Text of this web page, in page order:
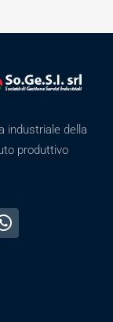
industriale della
produttivo